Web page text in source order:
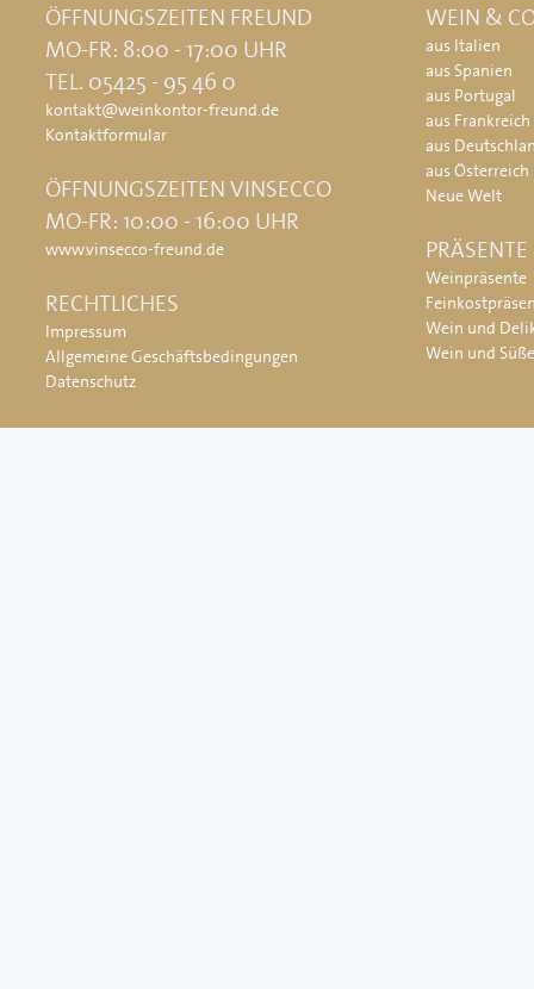
ÖFFNUNGSZEITEN FREUND
MO-FR: 8:00 - 17:00 UHR
TEL. 05425 - 95 46 0
kontakt@weinkontor-freund.de
Kontaktformular
ÖFFNUNGSZEITEN VINSECCO
MO-FR: 10:00 - 16:00 UHR
www.vinsecco-freund.de
RECHTLICHES
Impressum
Allgemeine Geschäftsbedingungen
Datenschutz
WEIN &
aus Italien
aus Spanien
aus Portugal
aus Frankreich
aus
aus Österreich
Neue Welt
PRÄSENTE
Weinpräsente
Wein und
Wein und